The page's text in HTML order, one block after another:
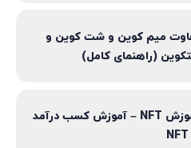
میم کوین و شت کوین و
(راهنمای کامل)
آموزش NFT – آموزش کسب درآمد